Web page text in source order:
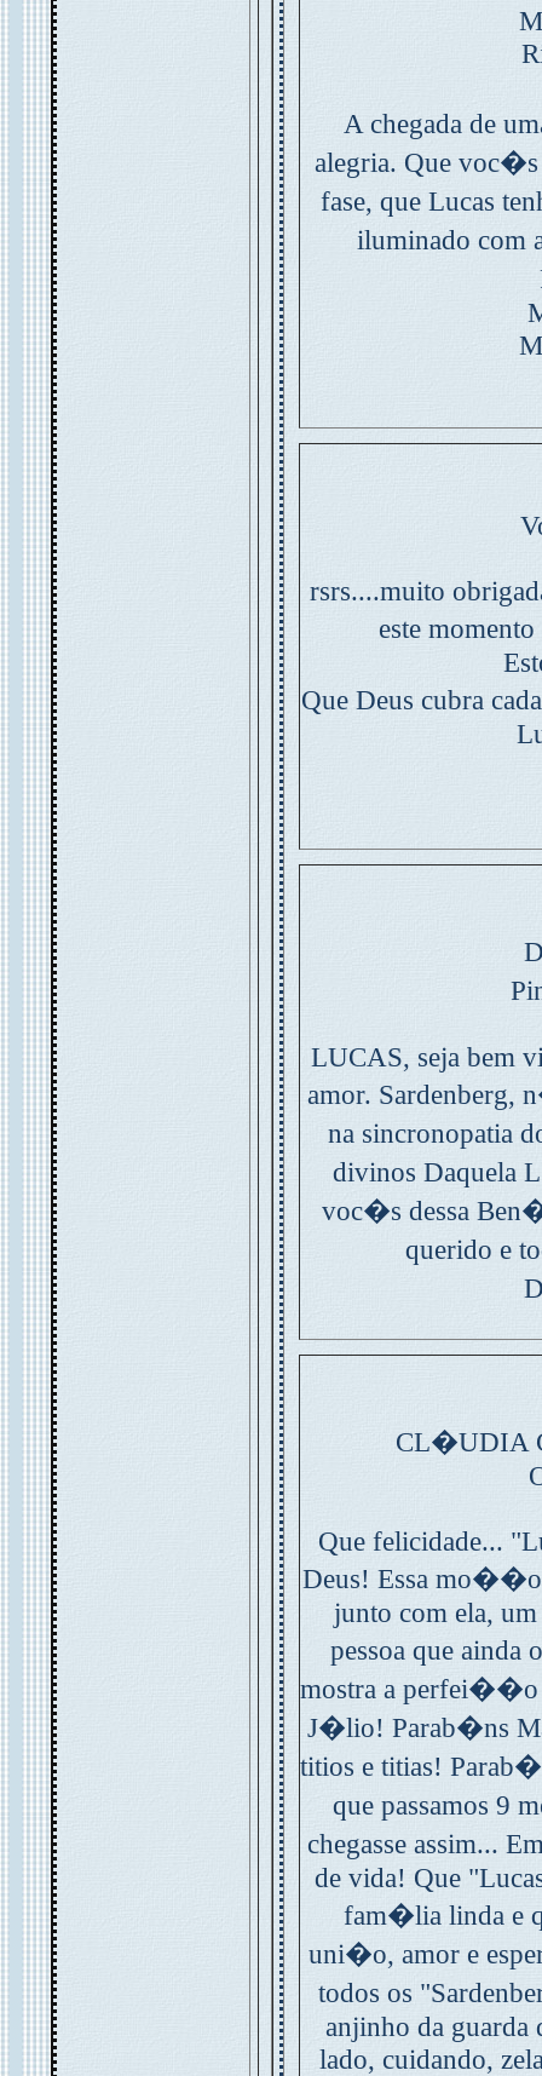
A chegada de
alegria. Que voc�s
fase, que Lucas
iluminado com
rsrs....muito
este
Que Deus cubra
LUCAS, seja bem
amor.
na sincronopatia
divinos Daquela
voc�s dessa
querido e
CL�UDIA
Que felicidade...
Deus! Essa
junto com ela,
pessoa que ainda
mostra a perfei��o
J�lio! Parab�ns
titios e titias!
que passamos 9
chegasse assim...
de vida! Que
fam�lia linda e
uni�o, amor e
todos os
anjinho da guarda
lado, cuidando,